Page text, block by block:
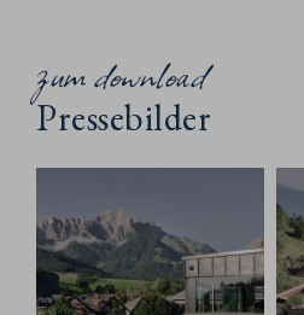
zum download
Pressebilder